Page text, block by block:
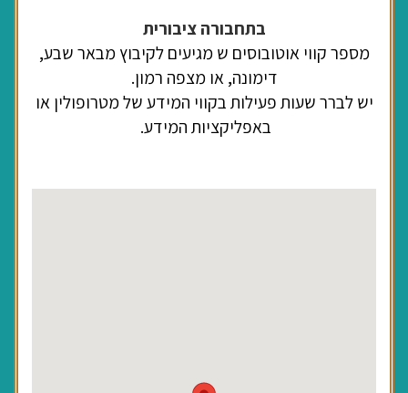
בתחבורה ציבורית
מספר קווי אוטובוסים ש מגיעים לקיבוץ מבאר שבע,
דימונה, או מצפה רמון.
יש לברר שעות פעילות בקווי המידע של מטרופולין או
באפליקציות המידע.